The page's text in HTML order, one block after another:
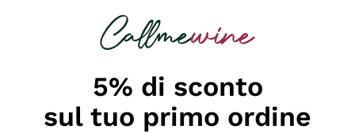
5% di sconto
sul tuo primo ordine